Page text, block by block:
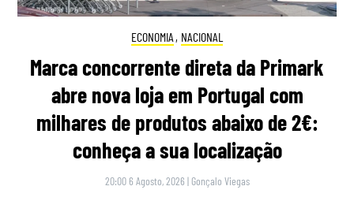
ECONOMIA , NACIONAL
Marca concorrente direta da Primark
abre nova loja em Portugal com
milhares de produtos abaixo de 2€:
conheça a sua localização
20:00 6 Agosto, 2026 | Gonçalo Viegas